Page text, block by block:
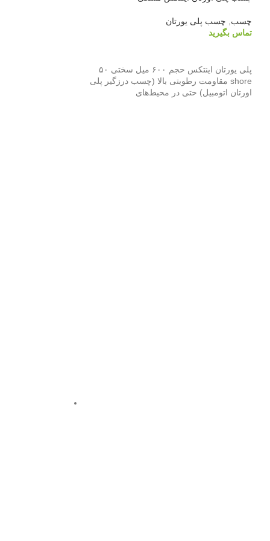
چسب, چسب پلی یورتان
تماس بگیرید
پلی یورتان اینتکس حجم ۶۰۰ میل سختی ۵۰
shore مقاومت رطوبتی بالا (چسب درزگیر پلی
اورتان اتومبیل) حتی در محیط‌های